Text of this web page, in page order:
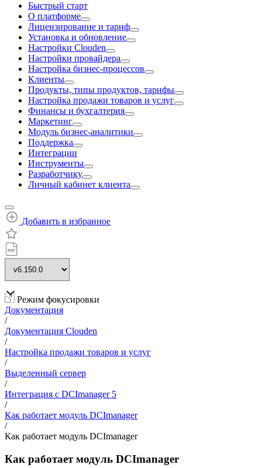
Быстрый старт
О платформе
Лицензирование и тариф
Установка и обновление
Настройки Clouden
Настройки провайдера
Настройка бизнес-процессов
Клиенты
Продукты, типы продуктов, тарифы
Настройка продажи товаров и услуг
Финансы и бухгалтерия
Маркетинг
Модуль бизнес-аналитики
Поддержка
Интеграции
Инструменты
Разработчику
Личный кабинет клиента
Добавить в избранное
Режим фокусировки
Документация
/
Документация Clouden
/
Настройка продажи товаров и услуг
/
Выделенный сервер
/
Интеграция с DCImanager 5
/
Как работает модуль DCImanager
/
Как работает модуль DCImanager
Как работает модуль DCImanager